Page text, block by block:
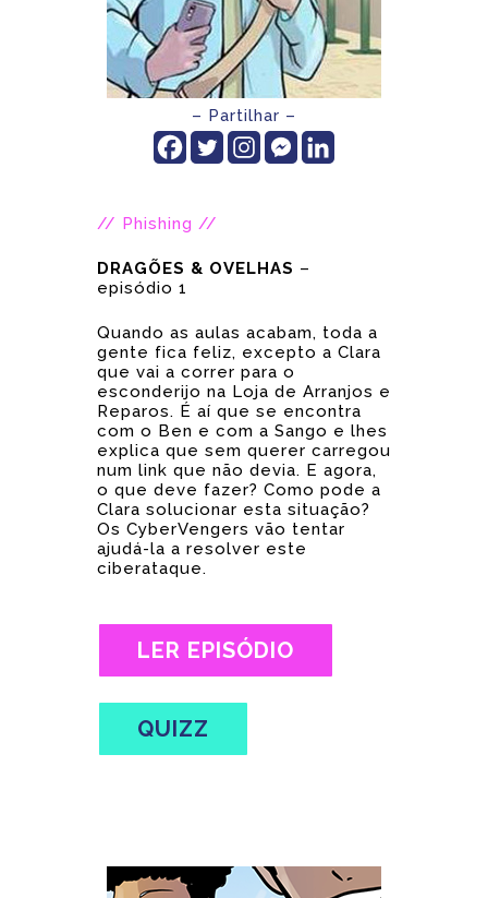
– Partilhar –
// Phishing //
DRAGÕES & OVELHAS –
episódio 1
Quando as aulas acabam, toda a
gente fica feliz, excepto a Clara
que vai a correr para o
esconderijo na Loja de Arranjos e
Reparos. É aí que se encontra
com o Ben e com a Sango e lhes
explica que sem querer carregou
num link que não devia. E agora,
o que deve fazer? Como pode a
Clara solucionar esta situação?
Os CyberVengers vão tentar
ajudá-la a resolver este
ciberataque.
LER EPISÓDIO
QUIZZ